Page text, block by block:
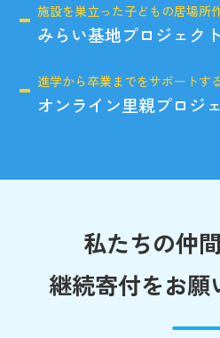
施設を巣立った子どもの居場所
みらい基地プロジェクト
進学から卒業までをサポートする
オンライン里親プロジ
私たちの仲
継続寄付をお願